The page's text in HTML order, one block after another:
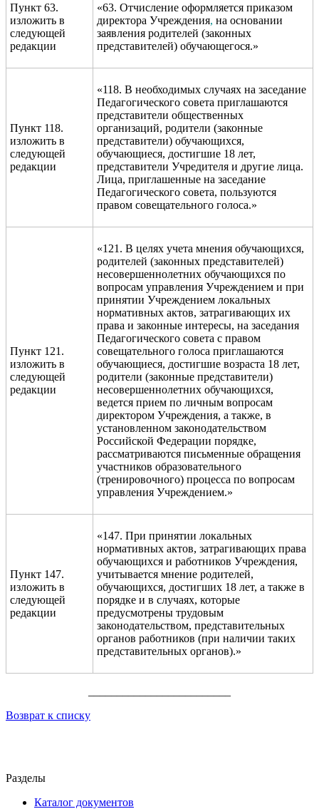
Пункт 63.
изложить в
следующей
редакции
«63. Отчисление оформляется приказом
директора Учреждения, на основании
заявления родителей (законных
представителей) обучающегося.»
Пункт 118.
изложить в
следующей
редакции
«118. В необходимых случаях на заседание
Педагогического совета приглашаются
представители общественных
организаций, родители (законные
представители) обучающихся,
обучающиеся, достигшие 18 лет,
представители Учредителя и другие лица.
Лица, приглашенные на заседание
Педагогического совета, пользуются
правом совещательного голоса.»
Пункт 121.
изложить в
следующей
редакции
«121. В целях учета мнения обучающихся,
родителей (законных представителей)
несовершеннолетних обучающихся по
вопросам управления Учреждением и при
принятии Учреждением локальных
нормативных актов, затрагивающих их
права и законные интересы, на заседания
Педагогического совета с правом
совещательного голоса приглашаются
обучающиеся, достигшие возраста 18 лет,
родители (законные представители)
несовершеннолетних обучающихся,
ведется прием по личным вопросам
директором Учреждения, а также, в
установленном законодательством
Российской Федерации порядке,
рассматриваются письменные обращения
участников образовательного
(тренировочного) процесса по вопросам
управления Учреждением.»
Пункт 147.
изложить в
следующей
редакции
«147. При принятии локальных
нормативных актов, затрагивающих права
обучающихся и работников Учреждения,
учитывается мнение родителей,
обучающихся, достигших 18 лет, а также в
порядке и в случаях, которые
предусмотрены трудовым
законодательством, представительных
органов работников (при наличии таких
представительных органов).»
Возврат к списку
Разделы
Каталог документов